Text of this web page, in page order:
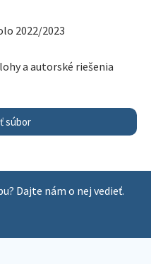
2022/2023
a autorské riešenia
súbor
Dajte nám o nej vedieť.